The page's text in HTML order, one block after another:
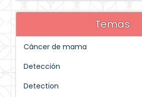
Temas
Cáncer de mama
Detección
Detection